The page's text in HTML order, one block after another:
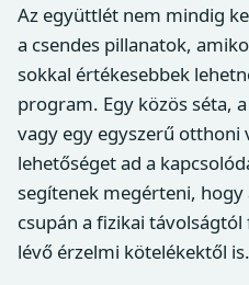
Az együttlét nem mindig
a csendes pillanatok,
sokkal értékesebbek
program. Egy közös séta,
vagy egy egyszerű otthoni
lehetőséget ad a
segítenek megérteni, hogy
csupán a fizikai
lévő érzelmi kötelékektől is.